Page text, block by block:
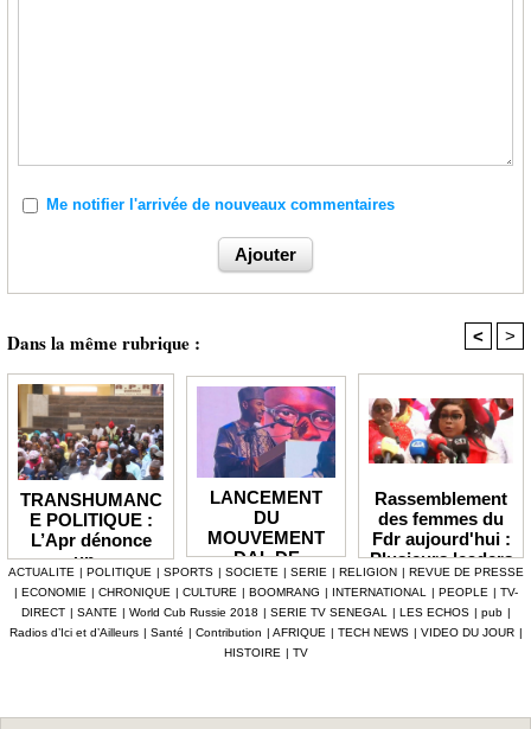
Me notifier l'arrivée de nouveaux commentaires
Dans la même rubrique : < >
TRANSHUMANC
E POLITIQUE :
L’Apr dénonce
un «
détournement de
la volonté
populaire » et
réclame une
LANCEMENT
DU
MOUVEMENT
DAL DE
BABACAR
MBENGUE :
Aldiouma Sow
«drague» le
maire de Hann
Rassemblement
des femmes du
Fdr aujourd'hui :
Plusieurs leaders
de l'opposition
annoncés
ACTUALITE | POLITIQUE | SPORTS | SOCIETE | SERIE | RELIGION | REVUE DE PRESSE
| ECONOMIE | CHRONIQUE | CULTURE | BOOMRANG | INTERNATIONAL | PEOPLE | TV-
DIRECT | SANTE | World Cub Russie 2018 | SERIE TV SENEGAL | LES ECHOS | pub |
Radios d’Ici et d’Ailleurs | Santé | Contribution | AFRIQUE | TECH NEWS | VIDEO DU JOUR |
HISTOIRE | TV